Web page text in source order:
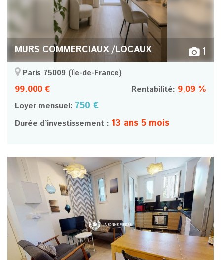
MURS COMMERCIAUX /LOCAUX 1
Paris 75009 (Île-de-France)
99.000 € Rentabilité: 9,09 %
Loyer mensuel: 750 €
Durée d’investissement : 13 ans 5 mois